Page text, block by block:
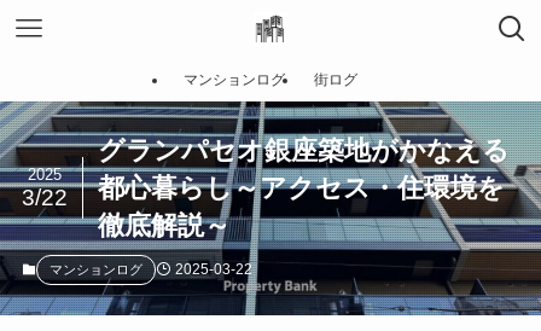
マンションログ 街ログ
グランパセオ銀座築地がかなえる
都心暮らし～アクセス・住環境を
徹底解説～
2025
3/22
マンションログ 2025-03-22